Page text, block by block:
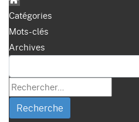
Catégories
Mots-clés
Archives
Recherche